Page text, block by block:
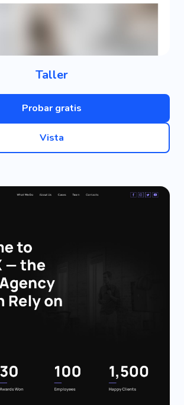
Taller
Probar gratis
Vista